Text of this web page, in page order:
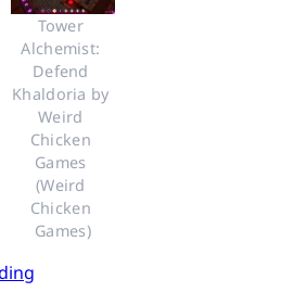
Tower
Alchemist:
Defend
Khaldoria by
Weird
Chicken
Games
(Weird
Chicken
Games)